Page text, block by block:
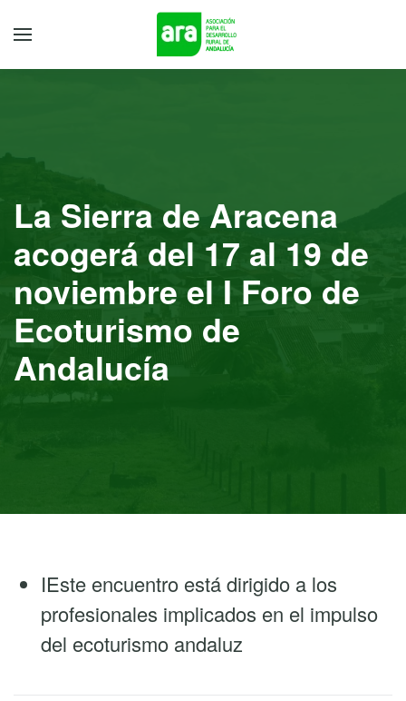
La Sierra de Aracena
acogerá del 17 al 19 de
noviembre el I Foro de
Ecoturismo de
Andalucía
Este encuentro está dirigido a los
profesionales implicados en el impulso
del ecoturismo andaluz